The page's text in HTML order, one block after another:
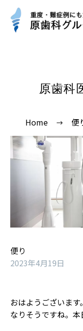
原歯科
Home 便
便り
2023年4月19日
おはようございま
なりそうですね。本